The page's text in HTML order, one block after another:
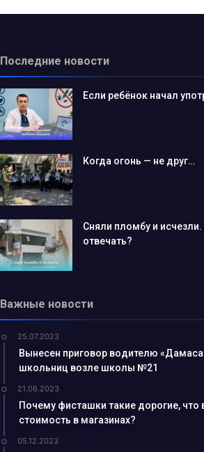
Последние новости
Если ребёнок начал
Когда огонь — не друг…
Сняли пломбу и
отвечать?
Важные новости
25.07.2023
Вынесен приговор водителю
школьниц возле школы №21
21.06.2023
Почему фисташки такие дорогие, что
стоимость в магазинах?
05.12.2023